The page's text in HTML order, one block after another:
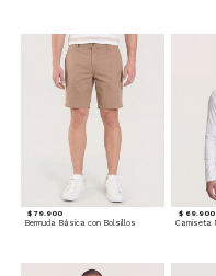
$ 79.900
Bermuda Básica con Bolsillos
$ 69.900